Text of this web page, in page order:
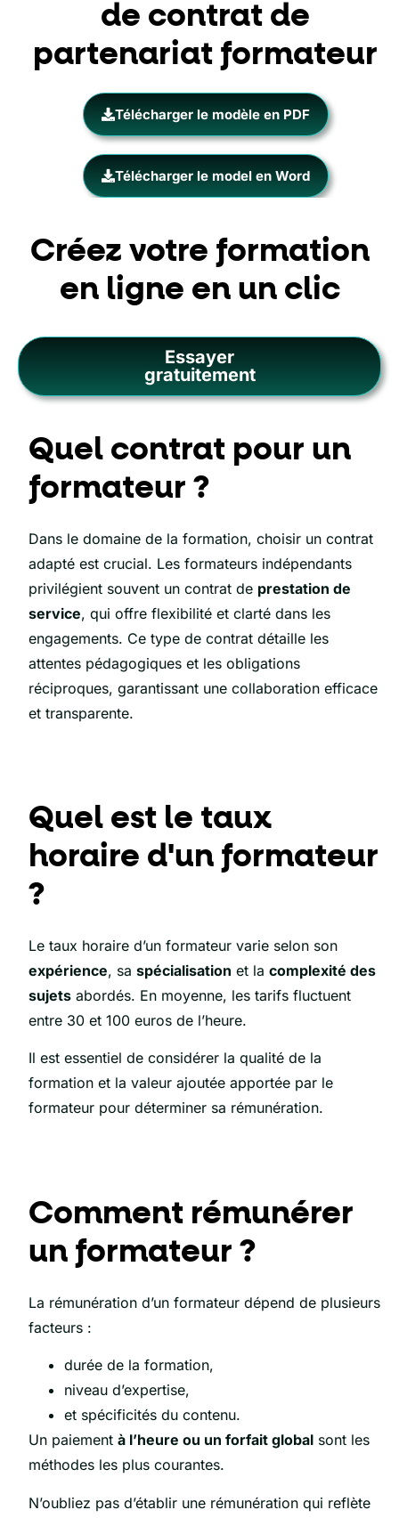
de contrat de
partenariat formateur
Télécharger le modèle en PDF
Télécharger le model en Word
Créez votre formation
en ligne en un clic
Essayer
gratuitement
Quel contrat pour un
formateur ?
Dans le domaine de la formation, choisir un contrat
adapté est crucial. Les formateurs indépendants
privilégient souvent un contrat de prestation de
service, qui offre flexibilité et clarté dans les
engagements. Ce type de contrat détaille les
attentes pédagogiques et les obligations
réciproques, garantissant une collaboration efficace
et transparente.
Quel est le taux
horaire d'un formateur
?
Le taux horaire d’un formateur varie selon son
expérience, saspécialisation et lacomplexité des
sujets abordés. En moyenne, les tarifs fluctuent
entre 30 et 100 euros de l’heure.
Il est essentiel de considérer la qualité de la
formation et la valeur ajoutée apportée par le
formateur pour déterminer sa rémunération.
Comment rémunérer
un formateur ?
La rémunération d’un formateur dépend de plusieurs
facteurs :
durée de la formation,
niveau d’expertise,
et spécificités du contenu.
Un paiementà l’heure ou un forfait global sont les
méthodes les plus courantes.
N’oubliez pas d’établir une rémunération qui reflète